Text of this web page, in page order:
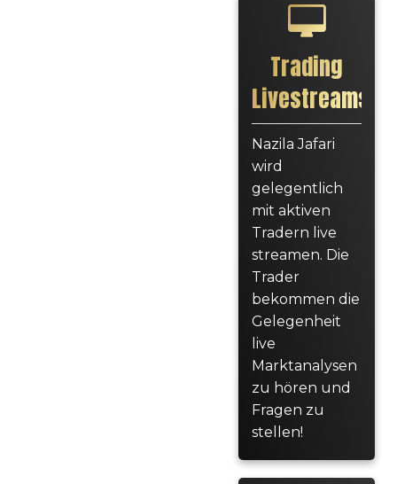
Trading
Livestreams
Nazila Jafari
wird
gelegentlich
mit aktiven
Tradern live
streamen. Die
Trader
bekommen die
Gelegenheit
live
Marktanalysen
zu hören und
Fragen zu
stellen!